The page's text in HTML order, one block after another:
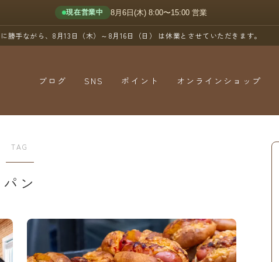
現在営業中 8月6日(木) 8:00〜15:00 営業
勝手ながら、8月13日（木）～8月16日（日） は休業とさせていただきます。
ブログ SNS ポイント オンラインショップ
TAG
パン